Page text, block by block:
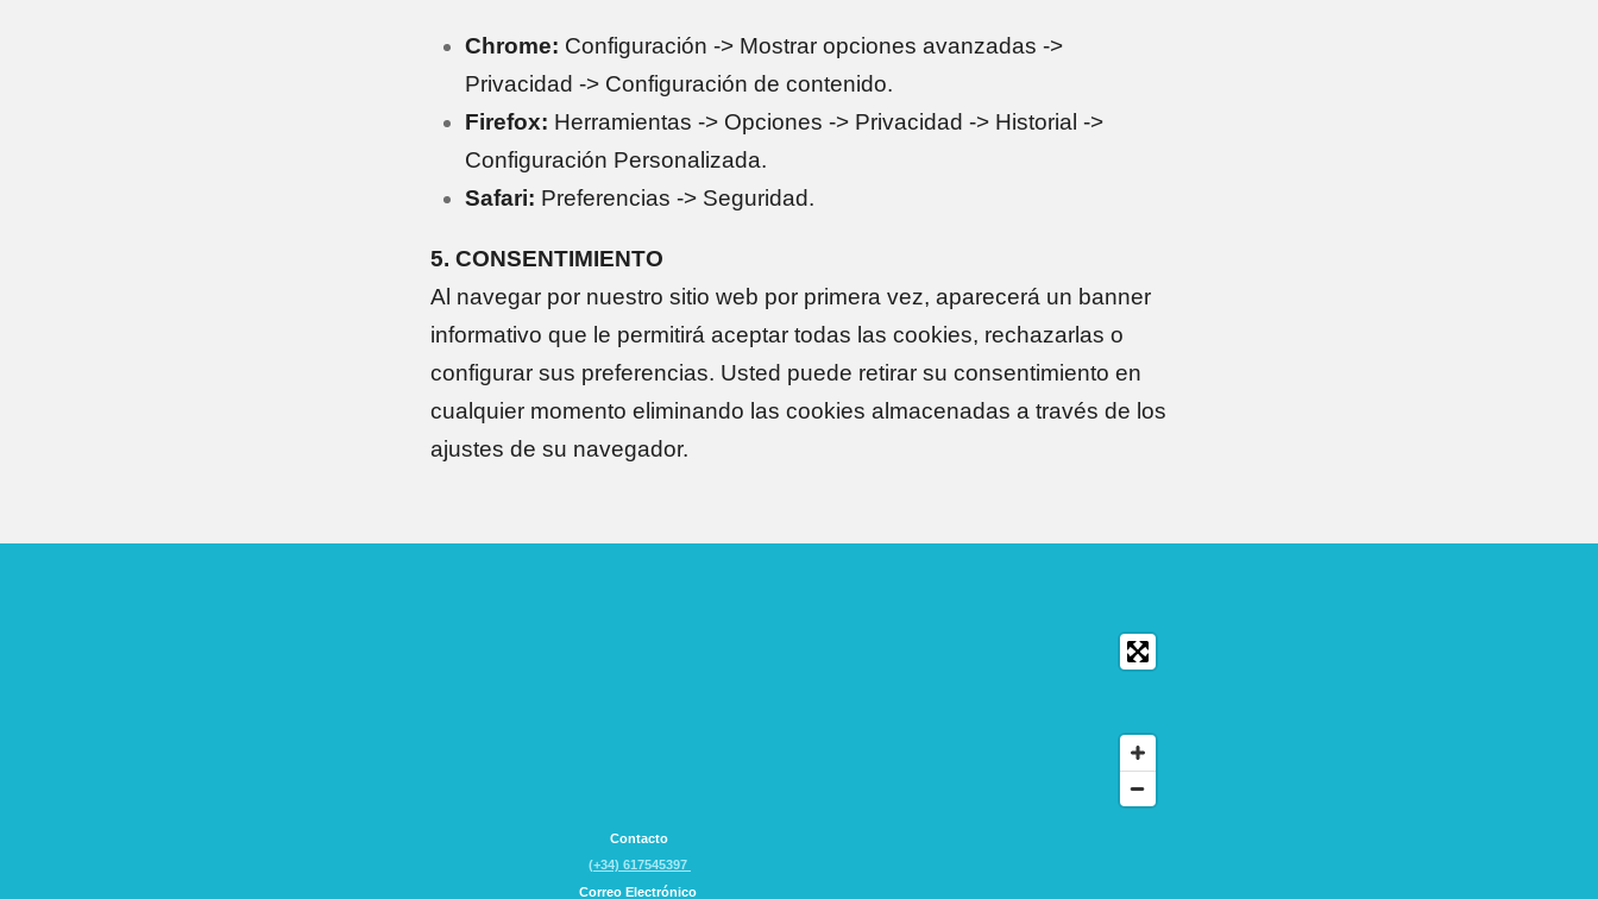
Chrome: Configuración -> Mostrar opciones avanzadas ->
Privacidad -> Configuración de contenido.
Firefox: Herramientas -> Opciones -> Privacidad -> Historial ->
Configuración Personalizada.
Safari: Preferencias -> Seguridad.
5. CONSENTIMIENTO
Al navegar por nuestro sitio web por primera vez, aparecerá un banner
informativo que le permitirá aceptar todas las cookies, rechazarlas o
configurar sus preferencias. Usted puede retirar su consentimiento en
cualquier momento eliminando las cookies almacenadas a través de los
ajustes de su navegador.
Contacto
(+34) 617545397
Correo Electrónico